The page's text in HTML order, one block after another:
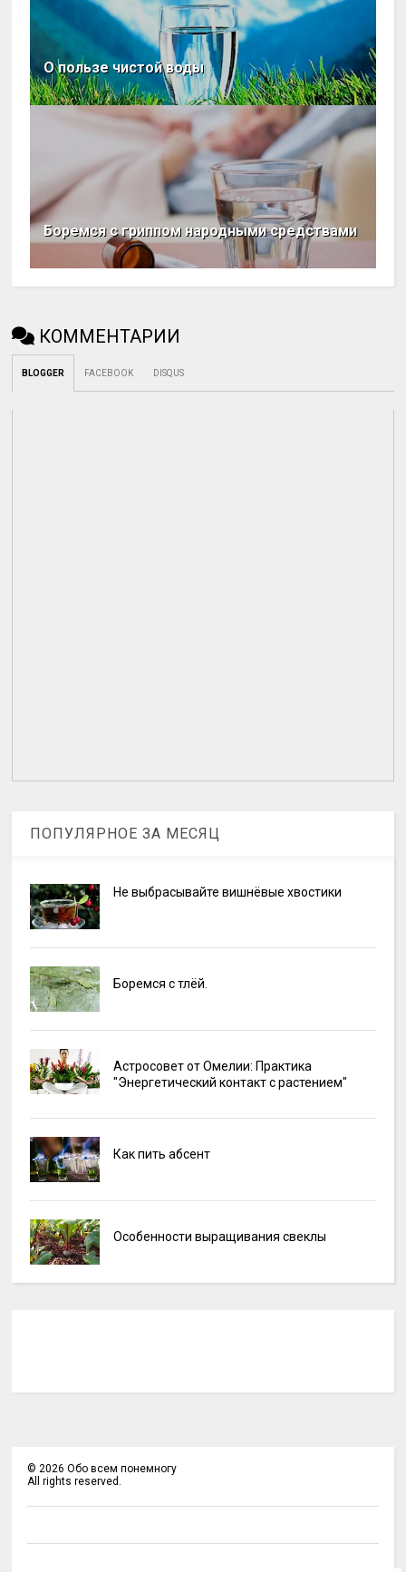
О пользе чистой воды
Боремся с гриппом народными средствами
КОММЕНТАРИИ
BLOGGER FACEBOOK DISQUS
ПОПУЛЯРНОЕ ЗА МЕСЯЦ
Не выбрасывайте вишнёвые хвостики
Боремся с тлёй.
Астросовет от Омелии: Практика
"Энергетический контакт с растением"
Как пить абсент
Особенности выращивания свеклы
©2026 Обо всем понемногу
All rights reserved.